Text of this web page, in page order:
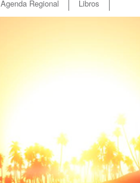
Agenda Regional Libros